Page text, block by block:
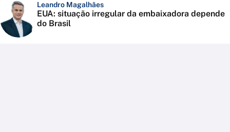
Leandro Magalhães
EUA: situação irregular da embaixadora depende
do Brasil